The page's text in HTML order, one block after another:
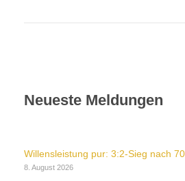
Neueste Meldungen
Willensleistung pur: 3:2-Sieg nach
8. August 2026